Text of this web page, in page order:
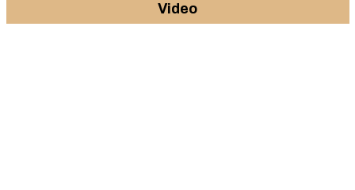
Video